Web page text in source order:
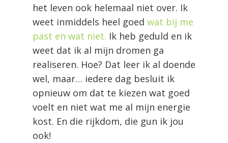
het leven ook helemaal niet over. Ik
weet inmiddels heel goed wat bij me
past en wat niet. Ik heb geduld en ik
weet dat ik al mijn dromen ga
realiseren. Hoe? Dat leer ik al doende
wel, maar… iedere dag besluit ik
opnieuw om dat te kiezen wat goed
voelt en niet wat me al mijn energie
kost. En die rijkdom, die gun ik jou
ook!